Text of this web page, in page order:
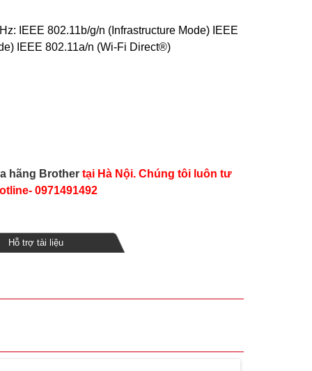
IEEE 802.11b/g/n (Infrastructure Mode) IEEE
IEEE 802.11a/n (Wi-Fi Direct®)
hãng Brothertại Hà Nội. Chúng tôi luôn tư
0971491492
Hỗ trợ tài liệu